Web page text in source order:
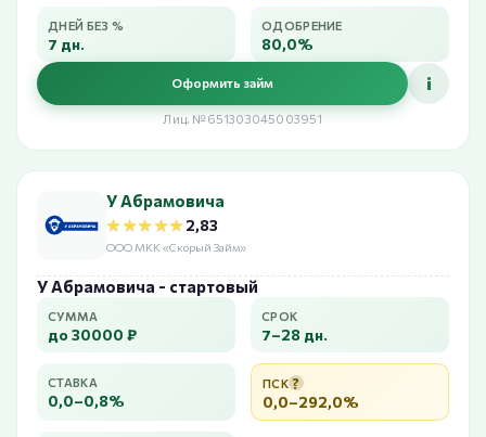
ДНЕЙ БЕЗ %
7 дн.
ОДОБРЕНИЕ
80,0%
Оформить займ i
Лиц. №651303045003951
У Абрамовича
★★★★★
★★★★★2,83
ООО МКК «Скорый Займ»
У Абрамовича - стартовый
СУММА
до 30000 ₽
СРОК
7–28 дн.
СТАВКА
0,0–0,8%
ПСК ?
0,0–292,0%